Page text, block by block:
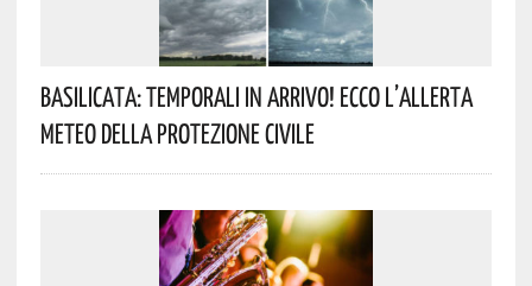
Basilicata: Temporali In Arrivo! Ecco L’allerta
Meteo Della Protezione Civile